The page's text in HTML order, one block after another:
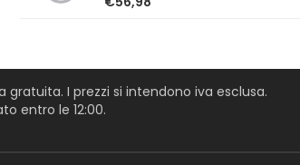
I prezzi si intendono iva esclusa.
entro le 12:00.